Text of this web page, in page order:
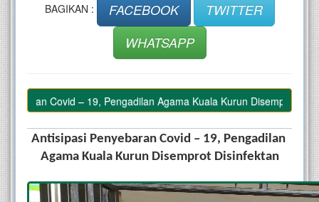
BAGIKAN : FACEBOOK
TWITTER
WHATSAPP
Covid – 19, Pengadilan Agama Kuala Kurun Disemprot
Antisipasi Penyebaran Covid – 19, Pengadilan
Agama Kuala Kurun Disemprot Disinfektan